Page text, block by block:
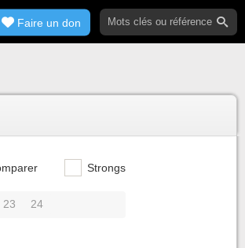
Faire un don
Strongs
23 24